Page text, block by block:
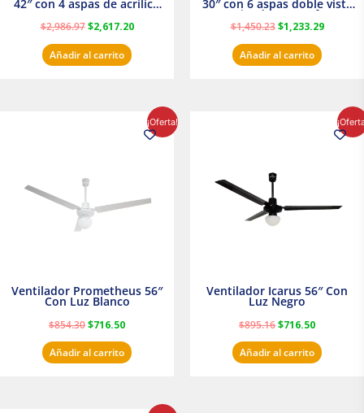
42″ con 4 aspas de acrilico
transparente
$2,986.97 $2,617.20
Añadir al carrito
30″ con 6 aspas doble vista
Satinado Masterfan
$1,450.23 $1,233.29
Añadir al carrito
¡Oferta!
Ventilador Prometheus 56″
Con Luz Blanco
$854.30$716.50
precio
actual
Añadir al carrito
Ventilador Icarus 56″ Con
Luz Negro
$895.16$716.50
precio
actual
Añadir al carrito